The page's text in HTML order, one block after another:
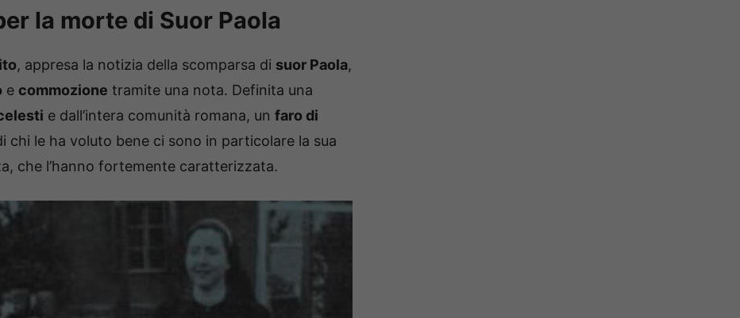
la morte di Suor Paola
, appresa la notizia della scomparsa di suor Paola,
e commozione tramite una nota. Definita una
e dall’intera comunità romana, un faro di
chi le ha voluto bene ci sono in particolare la sua
che l’hanno fortemente caratterizzata.